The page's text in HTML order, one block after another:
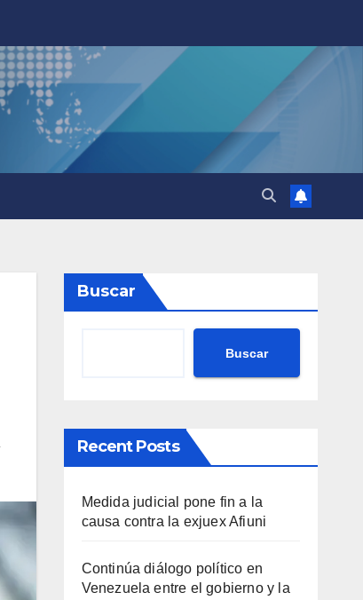
Buscar
Buscar
Recent Posts
Medida judicial pone fin a la
causa contra la exjuex Afiuni
Continúa diálogo político en
Venezuela entre el gobierno y la